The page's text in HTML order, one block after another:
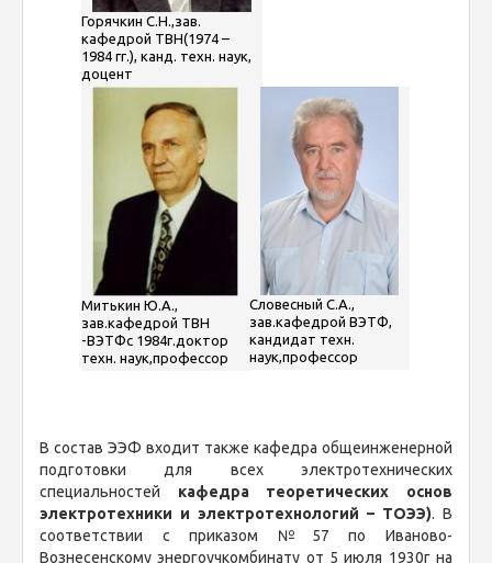
Горячкин С.Н.,зав.
кафедрой ТВН(1974 –
1984 гг.), канд. техн. наук,
доцент
Митькин Ю.А.,
зав.кафедрой ТВН
-ВЭТФс 1984г.доктор
техн. наук,профессор
Словесный С.А.,
зав.кафедрой ВЭТФ,
кандидат техн.
наук,профессор
В состав ЭЭФ входит также кафедра общеинженерной
подготовки для всех электротехнических
специальностей кафедра теоретических основ
электротехники и электротехнологий – ТОЭЭ). В
соответствии с приказом №57 по Иваново-
Вознесенскому энергоучкомбинату от 5 июля 1930г на